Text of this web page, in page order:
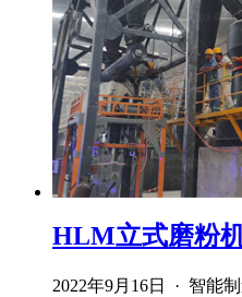
HLM立式磨粉
2022年9月16日 · 智能